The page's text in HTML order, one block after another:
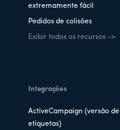
extremamente fácil
Pedidos de colisões
Exibir todos os recursos ->
Integrações
ActiveCampaign (versão de
etiquetas)